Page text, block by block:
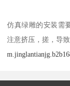
仿真绿雕的安装需
注意挤压，搓，导